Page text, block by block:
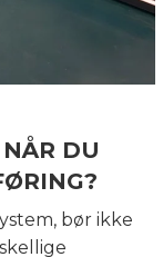
DU
bør ikke